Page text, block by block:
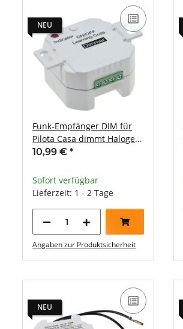
NEU
Funk-Empfänger DIM für
Pilota Casa dimmt Halogen-
(150W) + LED-Lampen (60W)
10,99 € *
Sofort verfügbar
Lieferzeit: 1 - 2 Tage
Angaben zur Produktsicherheit
NEU